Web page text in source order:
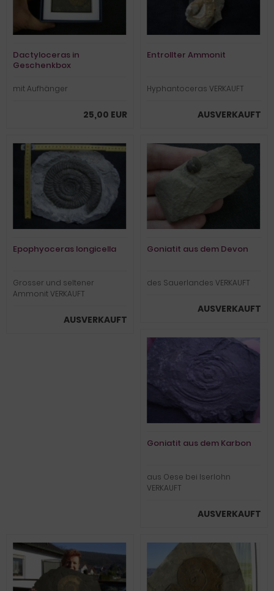
Dactyloceras in
Geschenkbox
mit Aufhänger
25,00 EUR
Entrollter Ammonit
Hyphantoceras VERKAUFT
AUSVERKAUFT
Epophyoceras longicella
Grosser und seltener
Ammonit VERKAUFT
AUSVERKAUFT
Goniatit aus dem Devon
des Sauerlandes VERKAUFT
AUSVERKAUFT
Goniatit aus dem Karbon
aus Oese bei Iserlohn
VERKAUFT
AUSVERKAUFT